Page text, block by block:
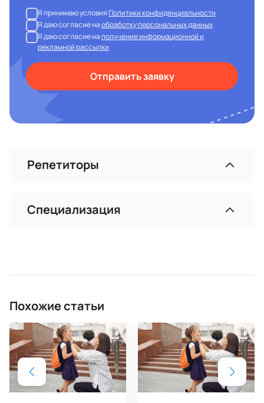
Я принимаю условияПолитики конфиденциальности
Я даю согласие наобработку персональных данных
Я даю согласие наполучение информационной и
рекламной рассылки
Отправить заявку
Репетиторы
Специализация
Похожие статьи